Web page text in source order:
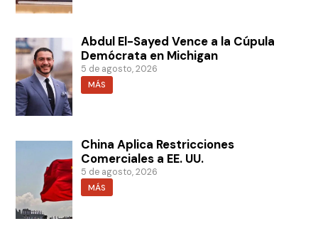
Abdul El-Sayed Vence a la Cúpula
Demócrata en Michigan
5 de agosto, 2026
MÁS
China Aplica Restricciones
Comerciales a EE. UU.
5 de agosto, 2026
MÁS